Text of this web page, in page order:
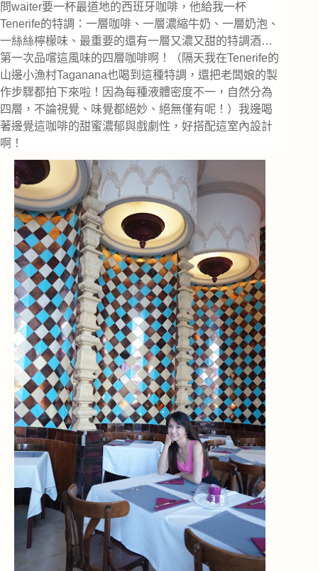
問waiter要一杯最道地的西班牙咖啡，他給我一杯
Tenerife的特調：一層咖啡、一層濃縮牛奶、一層奶泡、
一絲絲檸檬味、最重要的還有一層又濃又甜的特調酒…
第一次品嚐這風味的四層咖啡啊！（隔天我在Tenerife的
山邊小漁村Taganana也喝到這種特調，還把老闆娘的製
作步驟都拍下來啦！因為每種液體密度不一，自然分為
四層，不論視覺、味覺都絕妙、絕無僅有呢！）我邊喝
著邊覺這咖啡的甜蜜濃郁與戲劇性，好搭配這室內設計
啊！